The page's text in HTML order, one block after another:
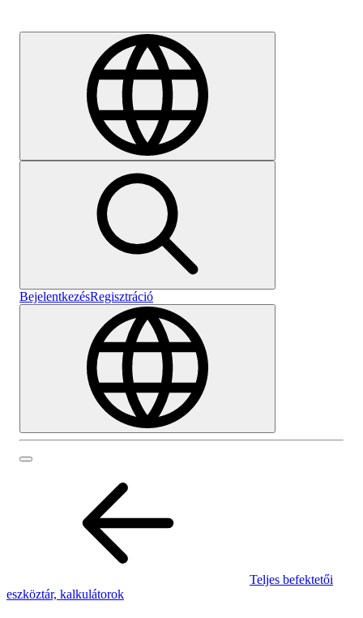
BejelentkezésRegisztráció
Teljes befektetői
eszköztár, kalkulátorok